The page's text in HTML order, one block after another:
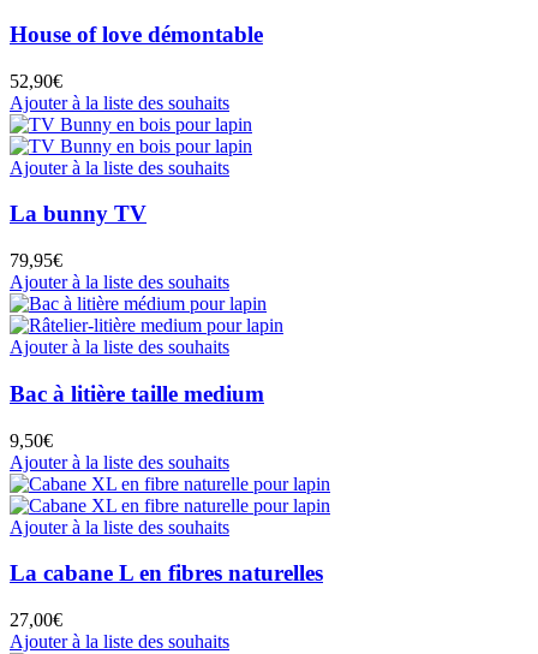
House of love démontable
52,90€
Ajouter à la liste des souhaits
Ajouter à la liste des souhaits
La bunny TV
79,95€
Ajouter à la liste des souhaits
Ajouter à la liste des souhaits
Bac à litière taille medium
9,50€
Ajouter à la liste des souhaits
Ajouter à la liste des souhaits
La cabane L en fibres naturelles
27,00€
Ajouter à la liste des souhaits